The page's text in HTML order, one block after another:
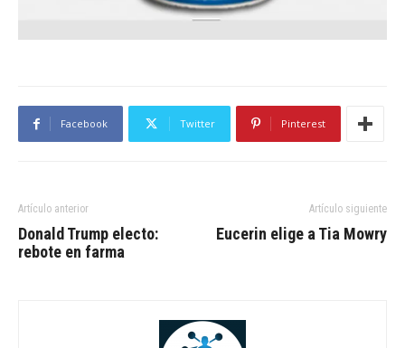
Facebook Twitter Pinterest
Artículo anterior
Donald Trump electo:
rebote en farma
Artículo siguiente
Eucerin elige a Tia Mowry